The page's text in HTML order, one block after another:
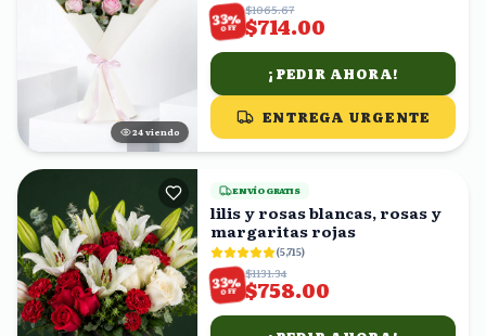
24 viendo
33%
OFF
$1065.67
$714.00
¡PEDIR AHORA!
ENTREGA URGENTE
ENVÍO GRATIS
lilis y rosas blancas, rosas y
margaritas rojas
(5,715)
33%
OFF
$1131.34
$758.00